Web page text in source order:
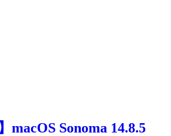
macOS Sonoma 14.8.5